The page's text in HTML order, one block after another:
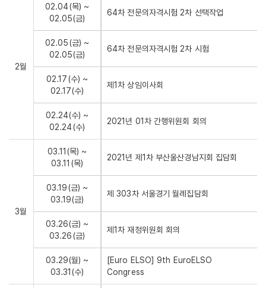
2월
02.04(목) ~
02.05(금)
64차 전문의자격시험 2차 선택작업
02.05(금) ~
02.05(금)
64차 전문의자격시험 2차 시험
02.17(수) ~
02.17(수)
제1차 상임이사회
02.24(수) ~
02.24(수)
2021년 01차 간행위원회 회의
3월
03.11(목) ~
03.11(목)
2021년 제1차 부산울산경남지회 집담회
03.19(금) ~
03.19(금)
제 303차 서울경기 월례집담회
03.26(금) ~
03.26(금)
제1차 재정위원회 회의
03.29(월) ~
03.31(수)
[Euro ELSO] 9th EuroELSO
Congress